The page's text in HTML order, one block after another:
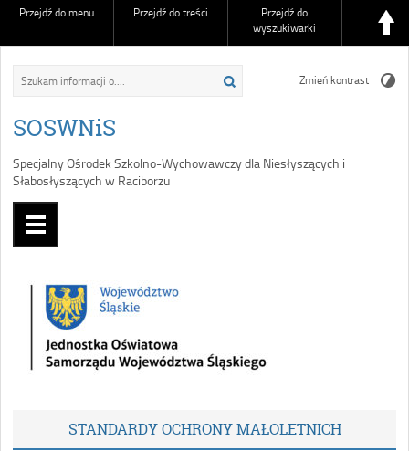
Przejdź do menu Przejdź do treści
Przejdź do
wyszukiwarki
SOSWNiS
Specjalny Ośrodek Szkolno-Wychowawczy dla Niesłyszących i
Słabosłyszących w Raciborzu
Zmień kontrast
STANDARDY OCHRONY MAŁOLETNICH